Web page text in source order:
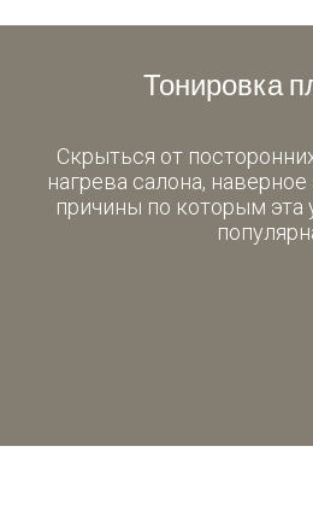
Тонировка
Скрыться от
нагрева салона,
причины по которым эта